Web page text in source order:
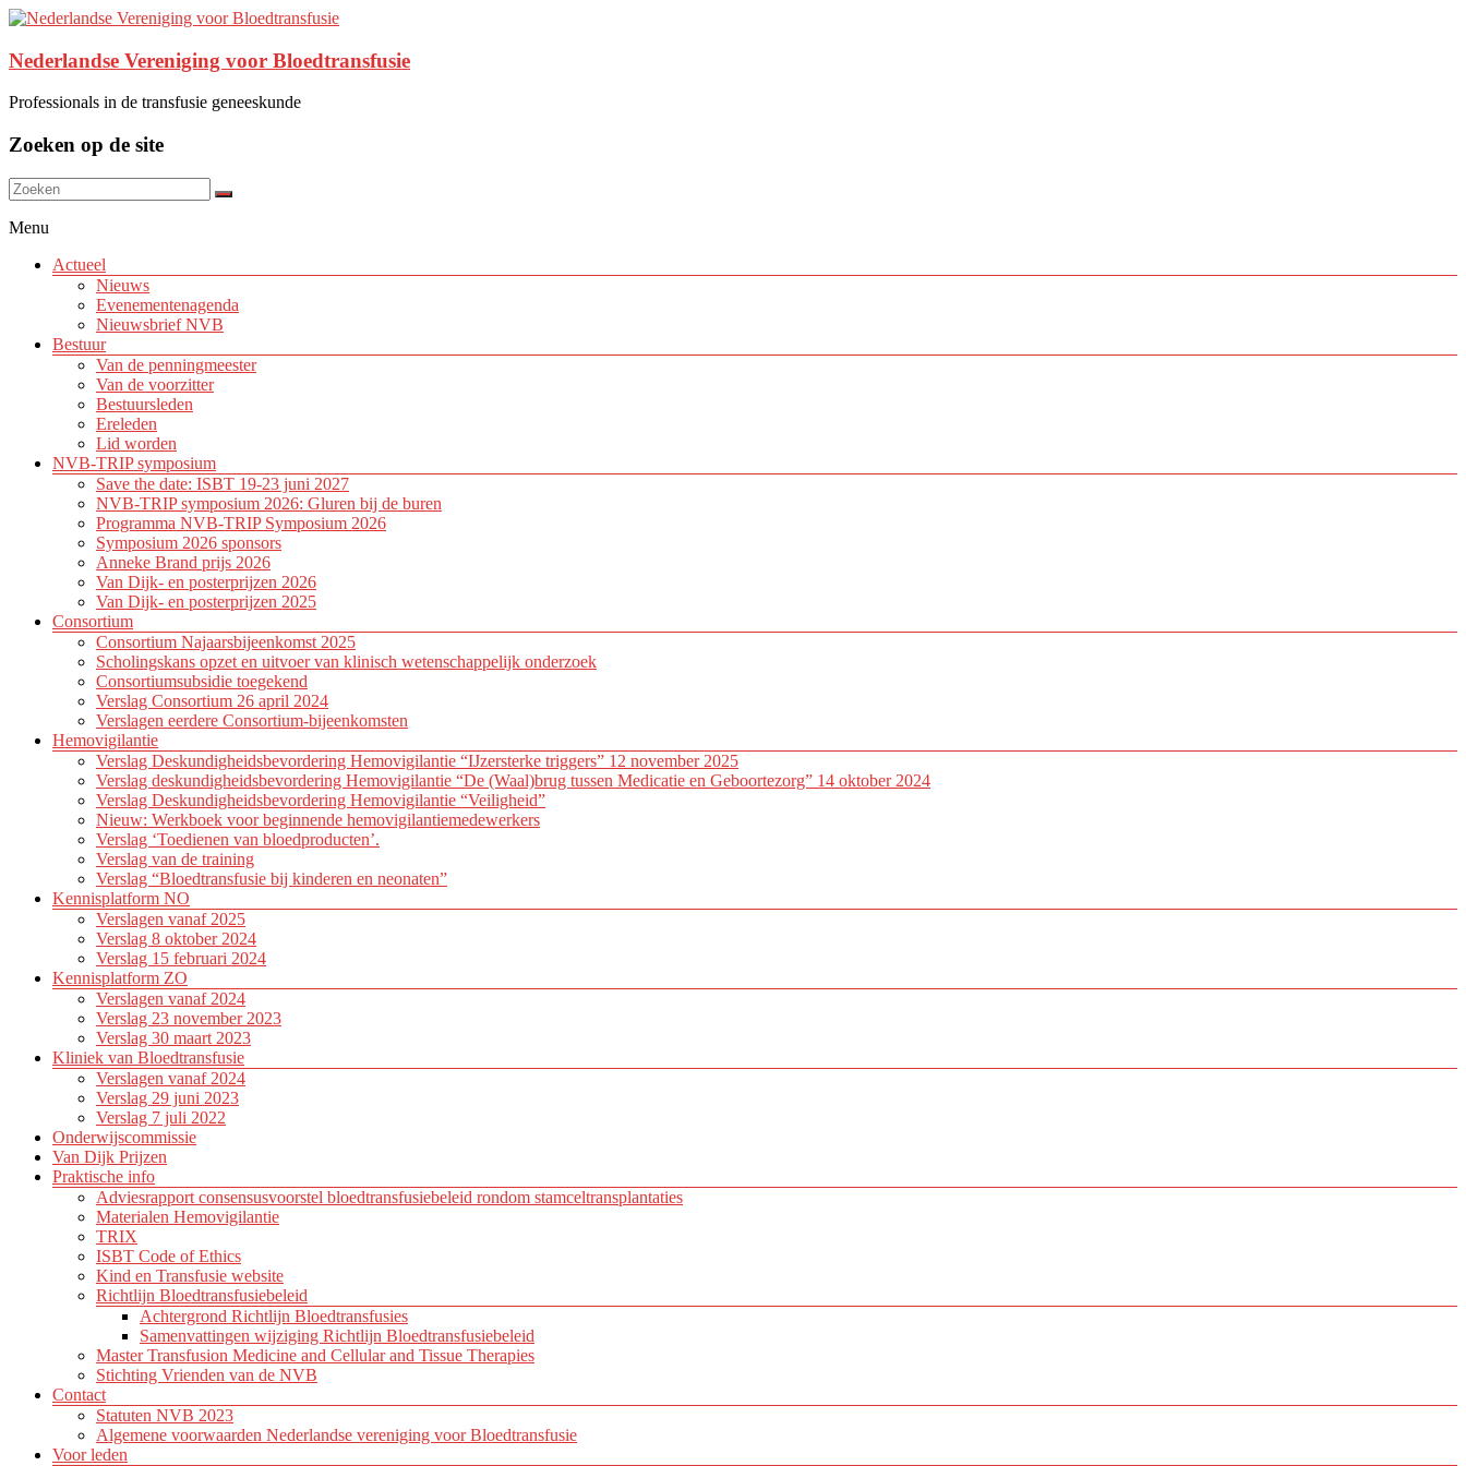
Nederlandse Vereniging voor Bloedtransfusie
Professionals in de transfusie geneeskunde
Zoeken op de site
Menu
Actueel
Nieuws
Evenementenagenda
Nieuwsbrief NVB
Bestuur
Van de penningmeester
Van de voorzitter
Bestuursleden
Ereleden
Lid worden
NVB-TRIP symposium
Save the date: ISBT 19-23 juni 2027
NVB-TRIP symposium 2026: Gluren bij de buren
Programma NVB-TRIP Symposium 2026
Symposium 2026 sponsors
Anneke Brand prijs 2026
Van Dijk- en posterprijzen 2026
Van Dijk- en posterprijzen 2025
Consortium
Consortium Najaarsbijeenkomst 2025
Scholingskans opzet en uitvoer van klinisch wetenschappelijk onderzoek
Consortiumsubsidie toegekend
Verslag Consortium 26 april 2024
Verslagen eerdere Consortium-bijeenkomsten
Hemovigilantie
Verslag Deskundigheidsbevordering Hemovigilantie “IJzersterke triggers” 12 november 2025
Verslag deskundigheidsbevordering Hemovigilantie “De (Waal)brug tussen Medicatie en Geboortezorg” 14 oktober 2024
Verslag Deskundigheidsbevordering Hemovigilantie “Veiligheid”
Nieuw: Werkboek voor beginnende hemovigilantiemedewerkers
Verslag ‘Toedienen van bloedproducten’.
Verslag van de training
Verslag “Bloedtransfusie bij kinderen en neonaten”
Kennisplatform NO
Verslagen vanaf 2025
Verslag 8 oktober 2024
Verslag 15 februari 2024
Kennisplatform ZO
Verslagen vanaf 2024
Verslag 23 november 2023
Verslag 30 maart 2023
Kliniek van Bloedtransfusie
Verslagen vanaf 2024
Verslag 29 juni 2023
Verslag 7 juli 2022
Onderwijscommissie
Van Dijk Prijzen
Praktische info
Adviesrapport consensusvoorstel bloedtransfusiebeleid rondom stamceltransplantaties
Materialen Hemovigilantie
TRIX
ISBT Code of Ethics
Kind en Transfusie website
Richtlijn Bloedtransfusiebeleid
Achtergrond Richtlijn Bloedtransfusies
Samenvattingen wijziging Richtlijn Bloedtransfusiebeleid
Master Transfusion Medicine and Cellular and Tissue Therapies
Stichting Vrienden van de NVB
Contact
Statuten NVB 2023
Algemene voorwaarden Nederlandse vereniging voor Bloedtransfusie
Voor leden